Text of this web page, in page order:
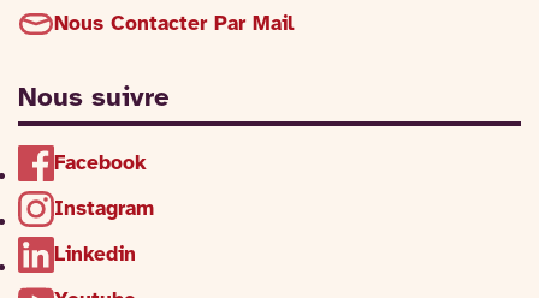
Nous Contacter Par Mail
Nous suivre
Facebook
Instagram
Linkedin